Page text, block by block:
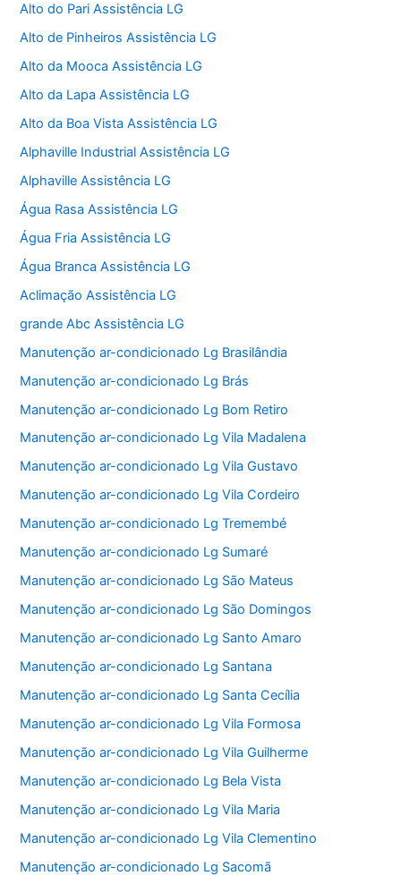
Alto do Pari Assistência LG
Alto de Pinheiros Assistência LG
Alto da Mooca Assistência LG
Alto da Lapa Assistência LG
Alto da Boa Vista Assistência LG
Alphaville Industrial Assistência LG
Alphaville Assistência LG
Água Rasa Assistência LG
Água Fria Assistência LG
Água Branca Assistência LG
Aclimação Assistência LG
grande Abc Assistência LG
Manutenção ar-condicionado Lg Brasilândia
Manutenção ar-condicionado Lg Brás
Manutenção ar-condicionado Lg Bom Retiro
Manutenção ar-condicionado Lg Vila Madalena
Manutenção ar-condicionado Lg Vila Gustavo
Manutenção ar-condicionado Lg Vila Cordeiro
Manutenção ar-condicionado Lg Tremembé
Manutenção ar-condicionado Lg Sumaré
Manutenção ar-condicionado Lg São Mateus
Manutenção ar-condicionado Lg São Domingos
Manutenção ar-condicionado Lg Santo Amaro
Manutenção ar-condicionado Lg Santana
Manutenção ar-condicionado Lg Santa Cecília
Manutenção ar-condicionado Lg Vila Formosa
Manutenção ar-condicionado Lg Vila Guilherme
Manutenção ar-condicionado Lg Bela Vista
Manutenção ar-condicionado Lg Vila Maria
Manutenção ar-condicionado Lg Vila Clementino
Manutenção ar-condicionado Lg Sacomã